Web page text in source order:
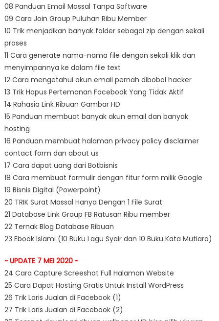
08 Panduan Email Massal Tanpa Software
09 Cara Join Group Puluhan Ribu Member
10 Trik menjadikan banyak folder sebagai zip dengan sekali
proses
11 Cara generate nama-nama file dengan sekali klik dan
menyimpannya ke dalam file text
12 Cara mengetahui akun email pernah dibobol hacker
13 Trik Hapus Pertemanan Facebook Yang Tidak Aktif
14 Rahasia Link Ribuan Gambar HD
15 Panduan membuat banyak akun email dan banyak
hosting
16 Panduan membuat halaman privacy policy disclaimer
contact form dan about us
17 Cara dapat uang dari Botbisnis
18 Cara membuat formulir dengan fitur form milik Google
19 Bisnis Digital (Powerpoint)
20 TRIK Surat Massal Hanya Dengan 1 File Surat
21 Database Link Group FB Ratusan Ribu member
22 Ternak Blog Database Ribuan
23 Ebook Islami (10 Buku Lagu Syair dan 10 Buku Kata Mutiara)
~ UPDATE 7 MEI 2020 ~
24 Cara Capture Screeshot Full Halaman Website
25 Cara Dapat Hosting Gratis Untuk Install WordPress
26 Trik Laris Jualan di Facebook (1)
27 Trik Laris Jualan di Facebook (2)